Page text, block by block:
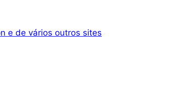
e de vários outros sites